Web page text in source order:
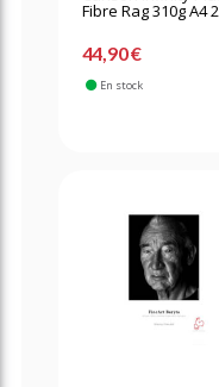
Fibre Rag 310g A4
44,90 €
En stock